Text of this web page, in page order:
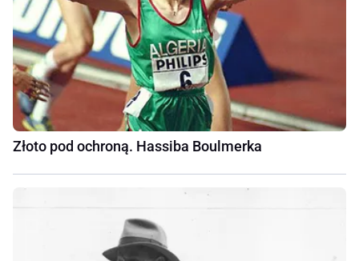
Złoto pod ochroną. Hassiba Boulmerka